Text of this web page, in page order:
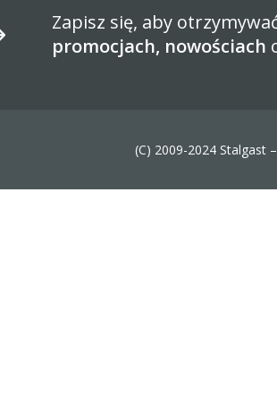
Zapisz się, aby
promocjach, nowościach
(C) 2009-2024 Stalgast